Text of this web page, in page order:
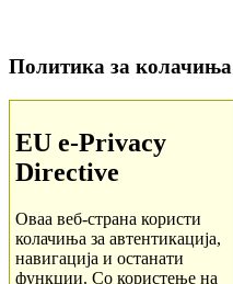
Политика за колачиња
EU e-Privacy
Directive
Оваа веб-страна користи
колачиња за автентикација,
навигација и останати
функции. Со користење на